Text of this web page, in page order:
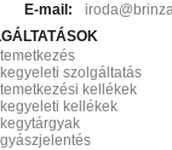
E-mail:
temetkezés
kegyeleti szolgáltatás
temetkezési kellékek
kegyeleti kellékek
kegytárgyak
gyászjelentés